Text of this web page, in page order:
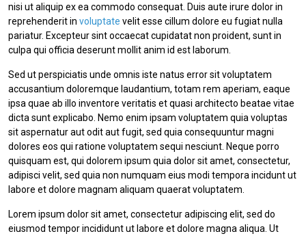
nisi ut aliquip ex ea commodo consequat. Duis aute irure dolor in
reprehenderit in voluptate velit esse cillum dolore eu fugiat nulla
pariatur. Excepteur sint occaecat cupidatat non proident, sunt in
culpa qui officia deserunt mollit anim id est laborum.
Sed ut perspiciatis unde omnis iste natus error sit voluptatem
accusantium doloremque laudantium, totam rem aperiam, eaque
ipsa quae ab illo inventore veritatis et quasi architecto beatae vitae
dicta sunt explicabo. Nemo enim ipsam voluptatem quia voluptas
sit aspernatur aut odit aut fugit, sed quia consequuntur magni
dolores eos qui ratione voluptatem sequi nesciunt. Neque porro
quisquam est, qui dolorem ipsum quia dolor sit amet, consectetur,
adipisci velit, sed quia non numquam eius modi tempora incidunt ut
labore et dolore magnam aliquam quaerat voluptatem.
Lorem ipsum dolor sit amet, consectetur adipiscing elit, sed do
eiusmod tempor incididunt ut labore et dolore magna aliqua. Ut